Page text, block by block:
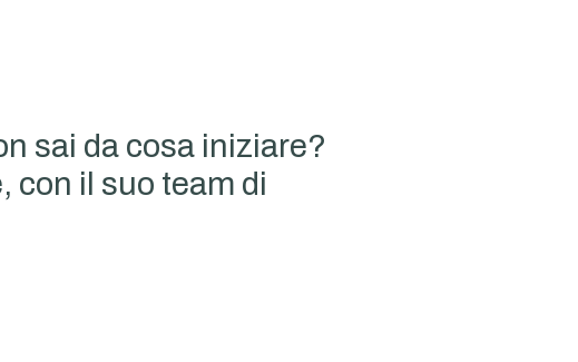
sai da cosa iniziare?
con il suo team di